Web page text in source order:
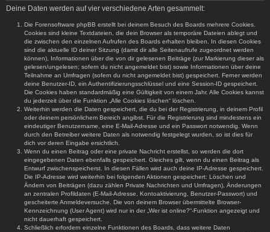
Deine Daten werden auf vier verschiedene Arten gesammelt:
Die Forensoftware phpBB erstellt bei deinem Besuch des Boards mehrere Cookies.
Cookies sind kleine Textdateien, die dein Browser als temporäre Dateien ablegt und
die zwischen den einzelnen Aufrufen des Boards erhalten bleiben. In diesen Cookies
sind die aktuelle ID deiner Sitzung (damit dir alle Seitenaufrufe zugeordnet werden
können), Informationen über die von dir gelesenen Beiträge (zur Markierung dieser als
gelesen/ungelesen; sofern du nicht angemeldet bist) sowie Informationen über deine
Teilnahme an Umfragen (sofern du nicht angemeldet bist) gespeichert. Ferner werden
deine Benutzer-ID, ein Authentifizierungsschlüssel und eine Session-ID gespeichert.
Die Cookies haben standardmäßig eine Gültigkeit von einem Jahr. Alle Cookies kannst
du jederzeit über die Funktion „Alle Cookies löschen“ löschen.
Weiterhin werden die Daten gespeichert, die du bei der Registrierung, in deinem Profil
oder deinem persönlichem Bereich angibst. Für die Registrierung sind mindestens ein
eindeutiger Benutzername, eine E-Mail-Adresse und ein Passwort notwendig. Wenn
durch den Betreiber weitere Daten als notwendig festgelegt wurden, so ist dies für
dich vor deren Eingabe ersichtlich.
Wenn du einen Beitrag oder eine private Nachricht erstellst, so werden die dort
eingegebenen Daten ebenfalls gespeichert. Gleiches gilt, wenn du einen Beitrag als
Entwurf zwischenspeicherst. In diesen Fällen wird auch deine IP-Adresse gespeichert.
Die IP-Adresse wird weiterhin bei folgenden Aktionen gespeichert: Löschen und
Ändern von Beiträgen (dazu zählen Private Nachrichten und Umfragen), Änderungen
an zentralen Profildaten (E-Mail-Adresse, Kontoaktivierung, Benutzer-Passwort) und
gescheiterte Anmeldeversuche. Die von deinem Browser übermittelte Browser-
Kennzeichnung (User Agent) wird nur in der „Wer ist online?“-Funktion angezeigt und
nicht dauerhaft gespeichert.
Schließlich erfordern einzelne Funktionen des Boards, dass weitere Daten